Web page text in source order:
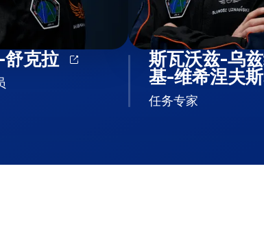
克拉
斯瓦沃兹-乌
基-维希涅夫
任务专家